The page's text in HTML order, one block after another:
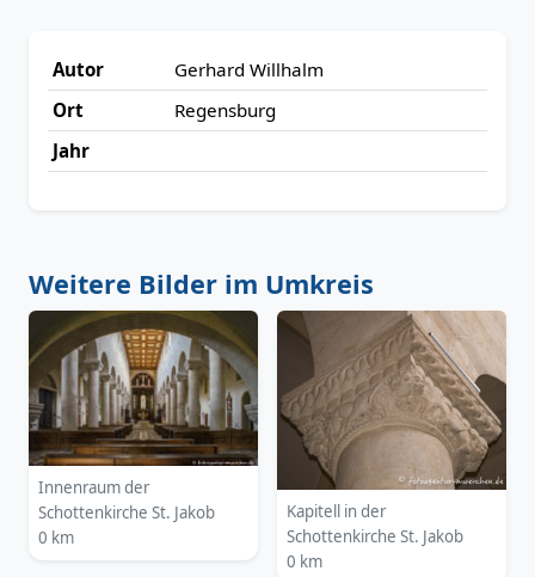
Autor
Gerhard Willhalm
Ort
Regensburg
Jahr
Weitere Bilder im Umkreis
Innenraum der
Schottenkirche St. Jakob
0 km
Kapitell in der
Schottenkirche St. Jakob
0 km